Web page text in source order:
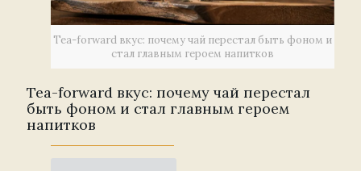
Tea-forward вкус: почему чай перестал быть фоном и
стал главным героем напитков
Tea-forward вкус: почему чай перестал
быть фоном и стал главным героем
напитков